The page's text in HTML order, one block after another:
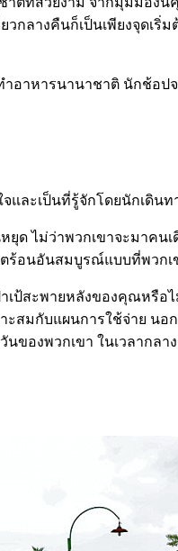
กลางคืนก็เป็นเพียงจุดเ
าหารนานาชาติ นักช้อ
และเป็นที่รู้จักโดยนักเดินท
ไม่ว่าพวกเขาจะมาคน
ตร้อนอันสมบูรณ์แบบที่พวก
ป้สะพายหลังของคุณหรื
ะสมกับแผนการใช้จ่าย น
ของพวกเขา ในเวลากล